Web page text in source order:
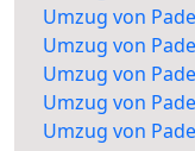
Umzug von
Umzug von
Umzug von
Umzug von
Umzug von